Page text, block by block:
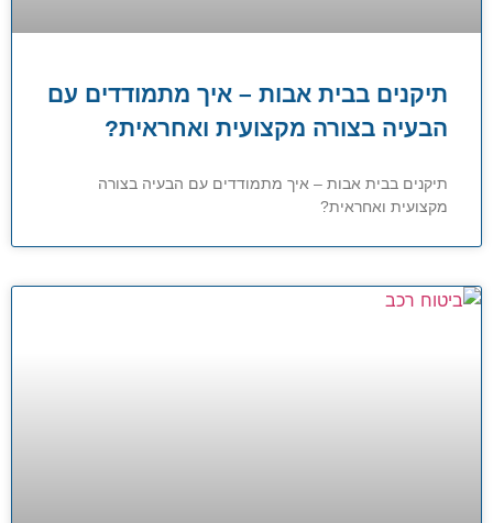
תיקנים בבית אבות – איך מתמודדים עם
הבעיה בצורה מקצועית ואחראית?
תיקנים בבית אבות – איך מתמודדים עם הבעיה בצורה
מקצועית ואחראית?